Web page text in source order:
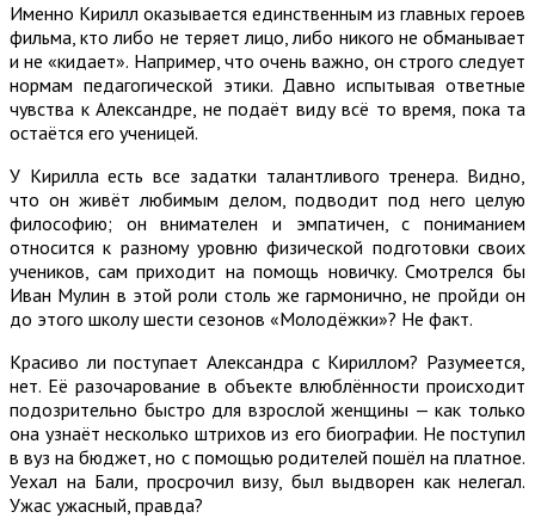
Именно Кирилл оказывается единственным из главных героев
фильма, кто либо не теряет лицо, либо никого не обманывает
и не «кидает». Например, что очень важно, он строго следует
нормам педагогической этики. Давно испытывая ответные
чувства к Александре, не подаёт виду всё то время, пока та
остаётся его ученицей.
У Кирилла есть все задатки талантливого тренера. Видно,
что он живёт любимым делом, подводит под него целую
философию; он внимателен и эмпатичен, с пониманием
относится к разному уровню физической подготовки своих
учеников, сам приходит на помощь новичку. Смотрелся бы
Иван Мулин в этой роли столь же гармонично, не пройди он
до этого школу шести сезонов «Молодёжки»? Не факт.
Красиво ли поступает Александра с Кириллом? Разумеется,
нет. Её разочарование в объекте влюблённости происходит
подозрительно быстро для взрослой женщины — как только
она узнаёт несколько штрихов из его биографии. Не поступил
в вуз на бюджет, но с помощью родителей пошёл на платное.
Уехал на Бали, просрочил визу, был выдворен как нелегал.
Ужас ужасный, правда?